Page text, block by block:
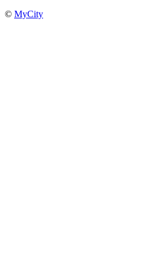
© MyCity